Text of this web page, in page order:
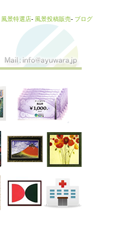
風景特選店- 風景投稿販売- ブログ